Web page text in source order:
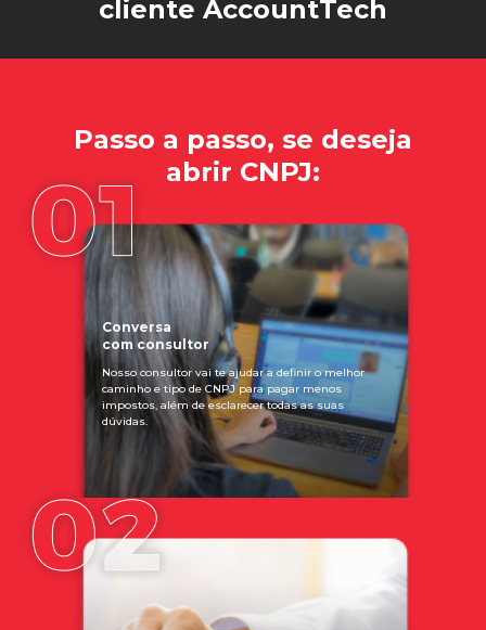
cliente AccountTech
Passo a passo, se deseja
abrir CNPJ:
Conversa
com consultor
Nosso consultor vai te ajudar a definir o melhor
caminho e tipo de CNPJ para pagar menos
impostos, além de esclarecer todas as suas
dúvidas.